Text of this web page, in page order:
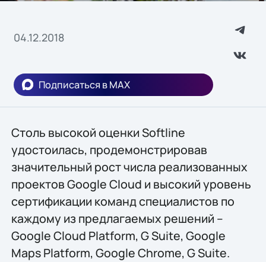
04.12.2018
Подписаться в MAX
Столь высокой оценки Softline
удостоилась, продемонстрировав
значительный рост числа реализованных
проектов Google Cloud и высокий уровень
сертификации команд специалистов по
каждому из предлагаемых решений –
Google Cloud Platform, G Suite, Google
Maps Platform, Google Chrome, G Suite.